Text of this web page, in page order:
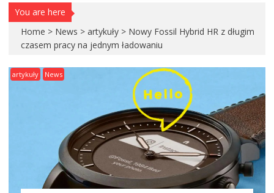
You are here
Home > News > artykuły > Nowy Fossil Hybrid HR z długim
czasem pracy na jednym ładowaniu
artykuły News